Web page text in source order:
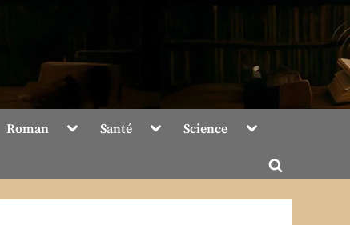
Roman ToggleSanté ToggleScience Toggle
Toggle
search